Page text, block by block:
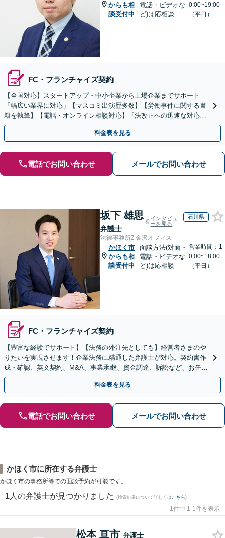
からも相
談受付中
電話・ビデオな
ど)は応相談
0:00~19:00
（平日）
FC・フランチャイズ契約
【全国対応】スタートアップ・中小企業から上場企業までサポート
「幅広い業界に対応」【マスコミ出演歴多数】【労働事件に関する書
籍を執筆】【電話・オンライン相談対応】「法改正への迅速な対応」
「労務環境の整備でトラブルを未然に防ぐ」
料金表を見る
電話でお問い合わせ メールでお問い合わせ
坂下 雄思
弁護士
インタビュ
ーを見る
石川県
法律事務所Z 金沢オフィス
かほく市
からも相
談受付中
面談方法(対面・
電話・ビデオな
ど)は応相談
営業時間：1
0:00~18:00
（平日）
FC・フランチャイズ契約
【豊富な経験でサポート】【法務の外注先としても】経営者さまのや
りたいを実現させます！企業法務に精通した弁護士が対応。契約書作
成・確認、英文契約、M&A、事業承継、資金調達、訴訟など、お任せ
ください【複数の顧問契約プランあり】【英語対応】
料金表を見る
電話でお問い合わせ メールでお問い合わせ
かほく市に所在する弁護士
かほく市の事務所等での面談予約が可能です。
1 人の弁護士が見つかりました (検索結果について詳しくは こちら)
1件中 1-1件を表示
松本 亘市 弁護士